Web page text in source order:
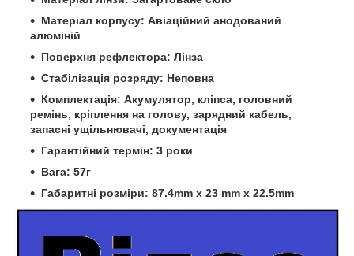
Матеріал корпусу: Авіаційний анодований
алюміній
Поверхня рефлектора: Лінза
Стабілізація розряду: Неповна
Комплектація: Акумулятор, кліпса, головний
ремінь, кріплення на голову, зарядний кабель,
запасні ущільнювачі, документація
Гарантійний термін: 3 роки
Вага: 57г
Габаритні розміри: 87.4mm x 23 mm x 22.5mm